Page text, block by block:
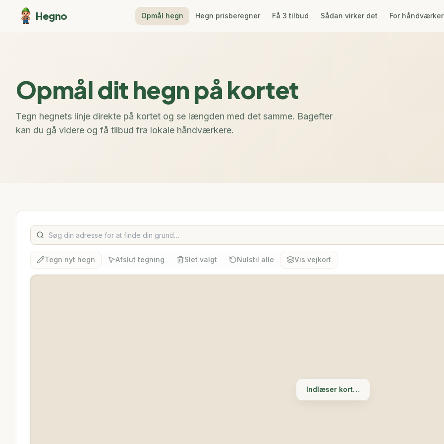
Hegno Opmål hegn Hegn prisberegner Få 3 tilbud Sådan virker det For
Opmål dit hegn på kortet
Tegn hegnets linje direkte på kortet og se længden med det samme. Bagefter
kan du gå videre og få tilbud fra lokale håndværkere.
Tegn nyt hegn Afslut tegning Slet valgt Nulstil alle Vis vejkort
Indlæser kort…